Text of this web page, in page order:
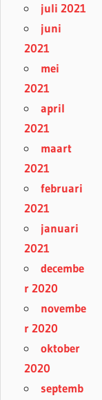
juli 2021
juni
2021
mei
2021
april
2021
maart
2021
februari
2021
januari
2021
decembe
r 2020
novembe
r 2020
oktober
2020
septemb